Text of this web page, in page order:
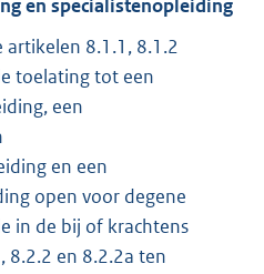
en specialistenopleiding
artikelen 8.1.1, 8.1.2
toelating tot een
een
en een
open voor degene
in de bij of krachtens
8.2.2 en 8.2.2a ten